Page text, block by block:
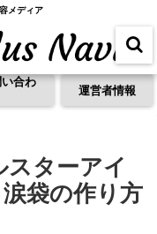
メディア
合わ
運営者情報
ターアイ
袋の作り方